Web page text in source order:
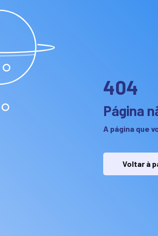
404
Página
A página que
Voltar à